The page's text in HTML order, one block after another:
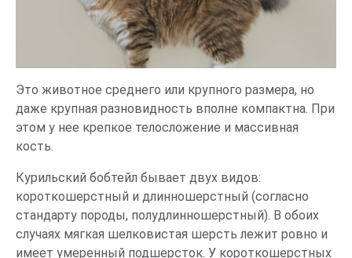
Это животное среднего или крупного размера, но
даже крупная разновидность вполне компактна. При
этом у нее крепкое телосложение и массивная
кость.
Курильский бобтейл бывает двух видов:
короткошерстный и длинношерстный (согласно
стандарту породы, полудлинношерстный). В обоих
случаях мягкая шелковистая шерсть лежит ровно и
имеет умеренный подшерсток. У короткошерстных